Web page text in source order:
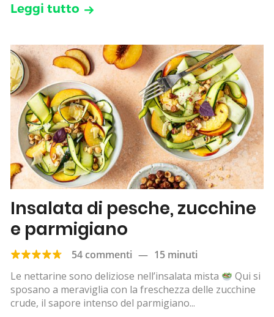
Leggi tutto
Insalata di pesche, zucchine
e parmigiano
54 commenti — 15 minuti
Le nettarine sono deliziose nell’insalata mista
Qui si
sposano a meraviglia con la freschezza delle zucchine
crude, il sapore intenso del parmigiano...